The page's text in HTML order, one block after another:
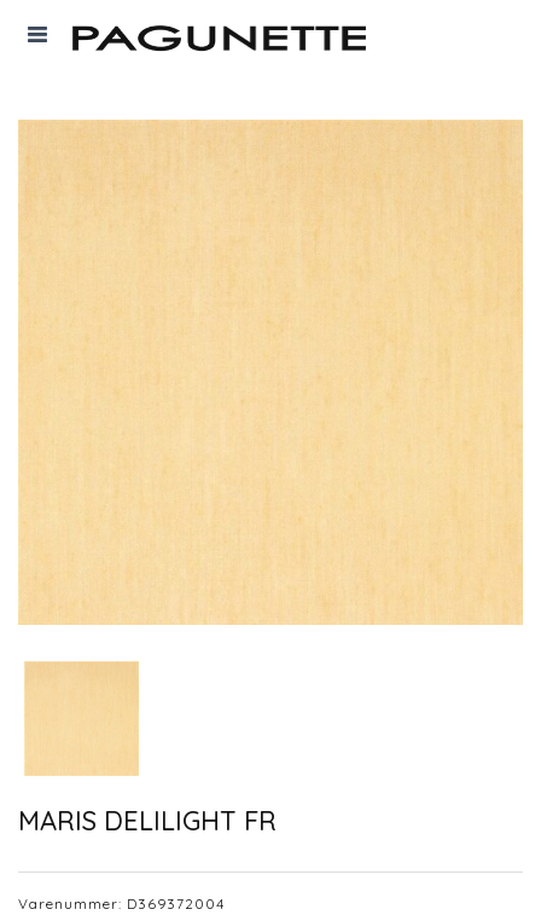
MARIS DELILIGHT FR
Varenummer: D369372004